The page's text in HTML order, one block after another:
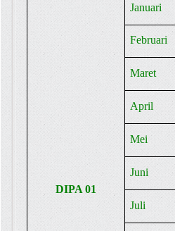
DIPA 01
Januari
Februari
Maret
April
Mei
Juni
Juli